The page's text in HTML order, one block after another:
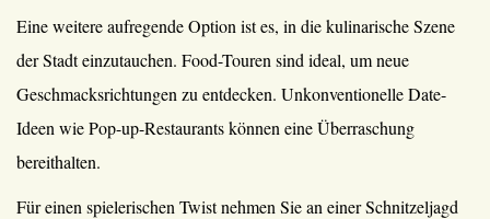
Eine weitere aufregende Option ist es, in die kulinarische Szene
der Stadt einzutauchen. Food-Touren sind ideal, um neue
Geschmacksrichtungen zu entdecken. Unkonventionelle Date-
Ideen wie Pop-up-Restaurants können eine Überraschung
bereithalten.
Für einen spielerischen Twist nehmen Sie an einer Schnitzeljagd